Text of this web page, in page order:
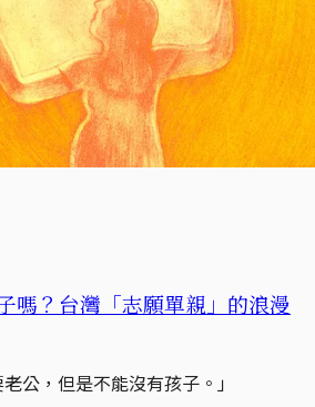
嗎？台灣「志願單親」的浪漫
公，但是不能沒有孩子。」